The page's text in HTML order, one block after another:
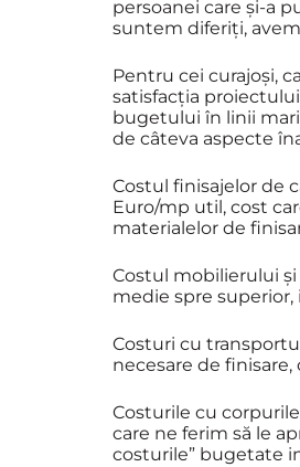
persoanei care și-a
suntem diferiți,
Pentru cei curajoși,
satisfacția
bugetului în linii
de câteva aspecte
Costul finisajelor de
Euro/mp util, cost
materialelor de
Costul mobilierului și
medie spre
Costuri cu
necesare de
Costurile cu
care ne ferim să le
costurile” bugetate